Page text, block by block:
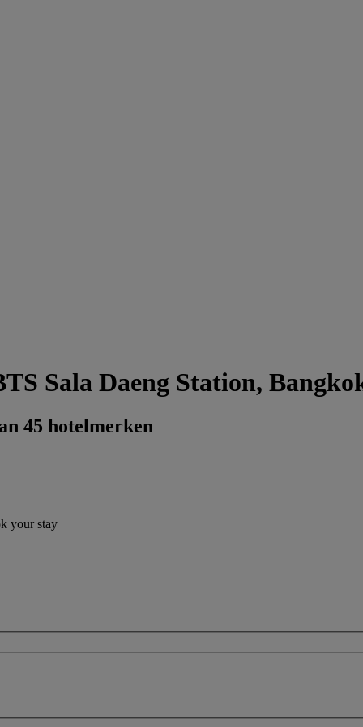
Sala Daeng Station,
45 hotelmerken
your stay